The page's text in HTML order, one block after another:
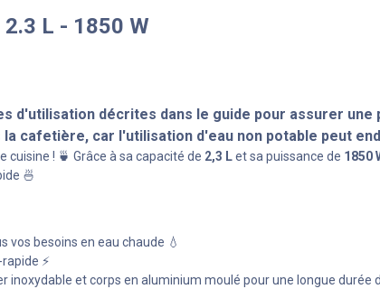
2.3 L - 1850 W
d'utilisation décrites dans le guide pour assurer une
cafetière, car l'utilisation d'eau non potable peut
cuisine ! 🍵 Grâce à sa capacité de 2,3 Let sa puissance de 1850
🍜
vos besoins en eau chaude 💧
⚡
inoxydable et corps en aluminium moulé pour une longue durée